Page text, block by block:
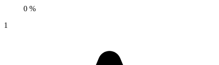
0 %
1